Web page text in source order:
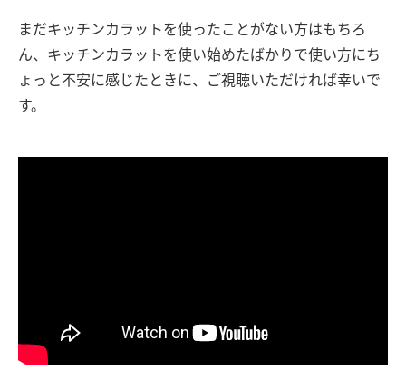
まだキッチンカラットを使ったことがない方はもちろ
ん、キッチンカラットを使い始めたばかりで使い方にち
ょっと不安に感じたときに、 ご視聴いただければ幸いで
す。